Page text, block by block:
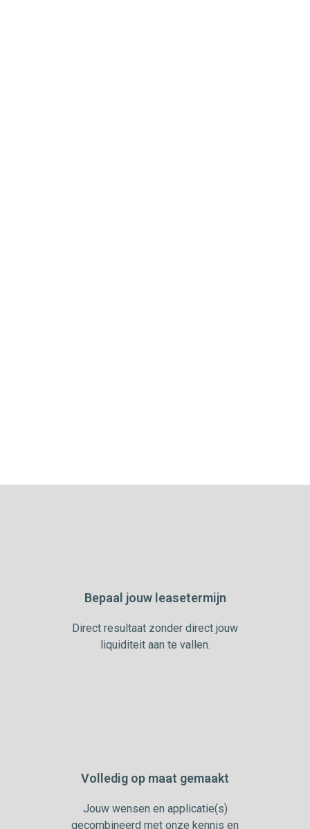
Bepaal jouw leasetermijn
Direct resultaat zonder direct jouw
liquiditeit aan te vallen.
Volledig op maat gemaakt
Jouw wensen en applicatie(s)
gecombineerd met onze kennis en